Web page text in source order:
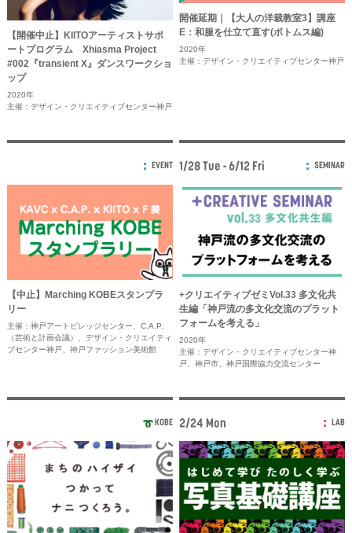
【開催中止】KIITOアーティストサポ
ートプログラム Xhiasma Project
#002『transient X』ダンスワークショ
ップ
2020年
主催：デザイン・クリエイティブセンター神戸
開催延期｜【大人の洋裁教室3】講座
E：和服を仕立て直す(ボトムス編)
2020年
主催：デザイン・クリエイティブセンター神戸
EVENT
【中止】Marching KOBEスタンプラ
リー
主催：神戸アートビレッジセンター、C.A.P.
（芸術と計画会議）、デザイン・クリエイティ
ブセンター神戸、神戸ファッション美術館
1/28 Tue - 6/12 Fri SEMINAR
+クリエイティブゼミVol.33 多文化共
生編「神戸流の多文化交流のプラット
フォームを考える」
2020年
主催：デザイン・クリエイティブセンター神
戸、神戸市、神戸国際協力交流センター
KOBE 2/24 Mon LAB